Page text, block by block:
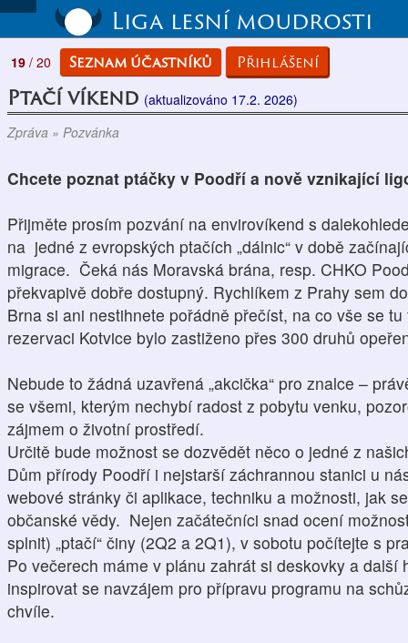
Liga lesní moudrosti
19 / 20 Seznam účastníků Přihlášení
Ptačí víkend (aktualizováno 17.2. 2026)
Zpráva » Pozvánka
Chcete poznat ptáčky v Poodří a nově vznikající
Přijměte prosím pozvání na envirovíkend s
na jedné z evropských ptačích „dálnic“ v době
migrace. Čeká nás Moravská brána, resp. CHKO
překvapivě dobře dostupný. Rychlíkem z Prahy sem
Brna si ani nestihnete pořádně přečíst, na co vše se
rezervaci Kotvice bylo zastiženo přes 300 druhů
Nebude to žádná uzavřená „akcička“ pro znalce –
se všemi, kterým nechybí radost z pobytu venku,
zájmem o životní prostředí.
Určitě bude možnost se dozvědět něco o jedné z
Dům přírody Poodří i nejstarší záchrannou stanici u
webové stránky či aplikace, techniku a možnosti, jak
občanské vědy. Nejen začátečníci snad ocení
splnit) „ptačí“ činy (2Q2 a 2Q1), v sobotu počítejte s
Po večerech máme v plánu zahrát si deskovky a
inspirovat se navzájem pro přípravu programu na
chvíle.